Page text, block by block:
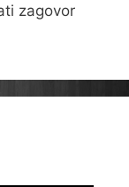
zagovor